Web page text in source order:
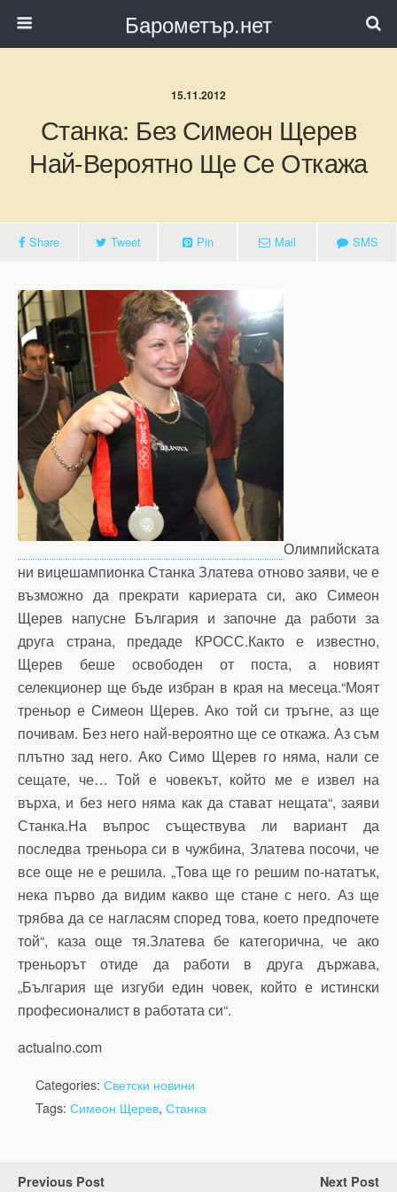
Барометър.нет
15.11.2012
Станка: Без Симеон Щерев
Най-Вероятно Ще Се Откажа
Share Tweet Pin Mail SMS
Олимпийската
ни вицешампионка Станка Златева отново заяви, че е
възможно да прекрати кариерата си, ако Симеон
Щерев напусне България и започне да работи за
друга страна, предаде КРОСС.Както е известно,
Щерев беше освободен от поста, а новият
селекционер ще бъде избран в края на месеца.“Моят
треньор е Симеон Щерев. Ако той си тръгне, аз ще
почивам. Без него най-вероятно ще се откажа. Аз съм
плътно зад него. Ако Симо Щерев го няма, нали се
сещате, че… Той е човекът, който ме е извел на
върха, и без него няма как да стават нещата“, заяви
Станка.На въпрос съществува ли вариант да
последва треньора си в чужбина, Златева посочи, че
все още не е решила. „Това ще го решим по-нататък,
нека първо да видим какво ще стане с него. Аз ще
трябва да се нагласям според това, което предпочете
той“, каза още тя.Златева бе категорична, че ако
треньорът отиде да работи в друга държава,
„България ще изгуби един човек, който е истински
професионалист в работата си“.
actualno.com
Categories: Светски новини
Tags: Симеон Щерев, Станка
Previous Post Next Post